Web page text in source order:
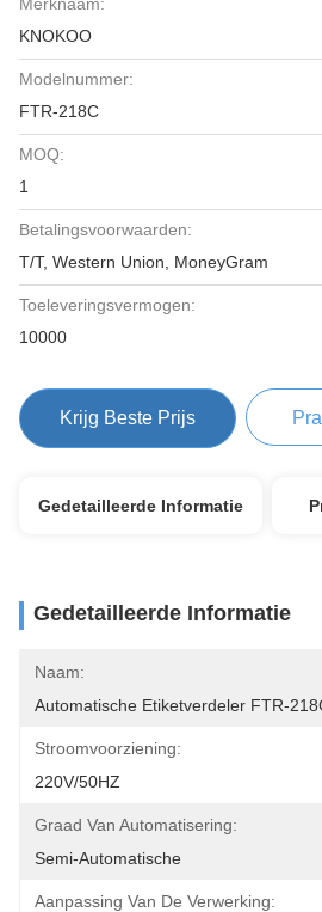
KNOKOO
Modelnummer:
FTR-218C
MOQ:
1
Betalingsvoorwaarden:
T/T, Western Union, MoneyGram
Toeleveringsvermogen:
10000
Krijg Beste Prijs
Gedetailleerde Informatie
Gedetailleerde Informatie
Naam:
Automatische Etiketverdeler FTR-
Stroomvoorziening:
220V/50HZ
Graad Van Automatisering:
Semi-Automatische
Aanpassing Van De Verwerking: